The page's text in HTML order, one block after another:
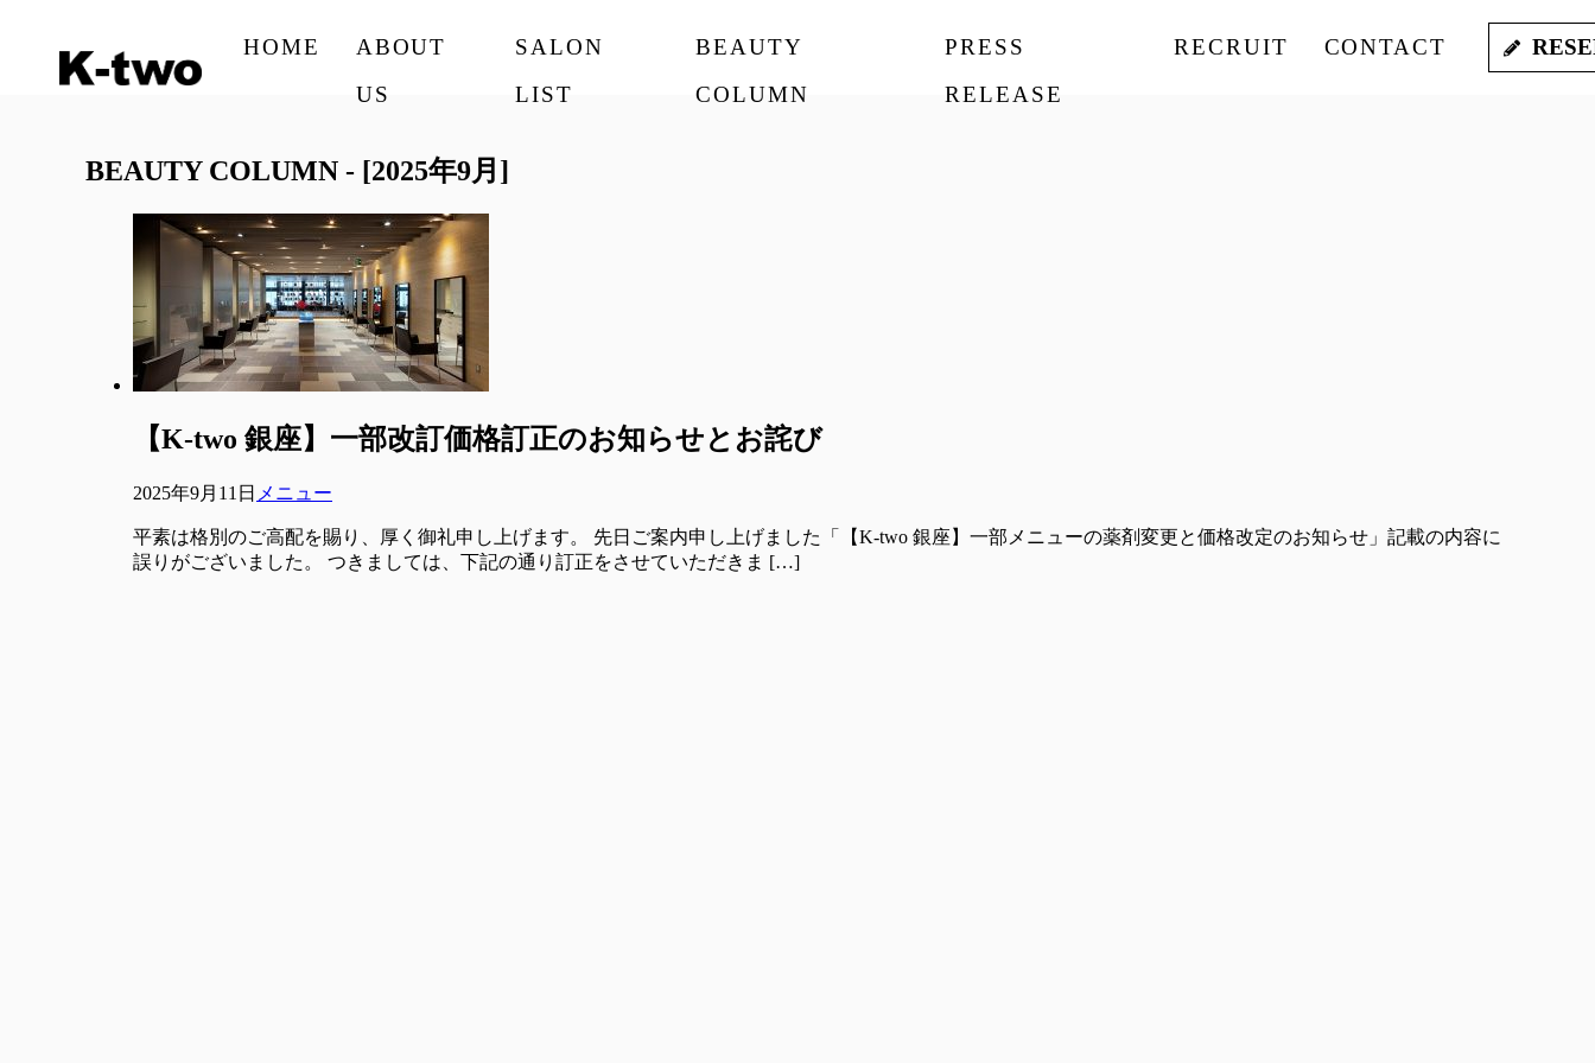
HOME
ABOUT
US
SALON
LIST
BEAUTY
COLUMN
PRESS
RELEASE
RECRUIT CONTACT
BEAUTY COLUMN - [2025年9月]
【K-two 銀座】一部改訂価格訂正のお知らせとお詫び
2025年9月11日 メニュー
平素は格別のご⾼配を賜り、厚く御礼申し上げます。 先⽇ご案内申し上げました「【K-two 銀座】一部メニューの薬剤変更と価格改定のお知らせ」記載の内容に
誤りがございました。 つきましては、下記の通り訂正をさせていただきま […]